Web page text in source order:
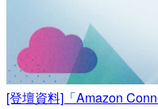
[登壇資料]「Amazon